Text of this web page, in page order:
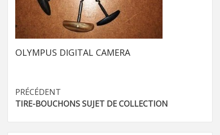
OLYMPUS DIGITAL CAMERA
Navigation
d’article
PRÉCÉDENT
TIRE-BOUCHONS SUJET DE COLLECTION